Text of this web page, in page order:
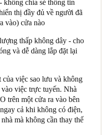
thẩm mỹ.”
yêu cầu thiết yếu”. “Chúng tôi
thời tận dụng sự linh hoạt
ra vào SALTO. SALTO đã
dây được ưa thích của sở
SALTO tích hợp với hệ thống
trọng đối với chúng tôi.”
học sinh phải mang theo
soát ra vào có thể sử dụng
của họ.
đám mây. “Vì Sở Giáo dục có
SALTO nên việc có một
một điểm quản lý duy nhất là
Botanic là một thành
bài học kinh nghiệm quan
kế các trường công lập tiếp
tiến hành.
chia sẻ thông tin
thị đầy đủ về người đã
vào) cửa nào
thấp không dây - cho
và dễ dàng lắp đặt lại
việc sao lưu và không
việc trực tuyến. Nhà
trên một cửa ra vào bên
cả khi không có điện,
mà không cần thay thế